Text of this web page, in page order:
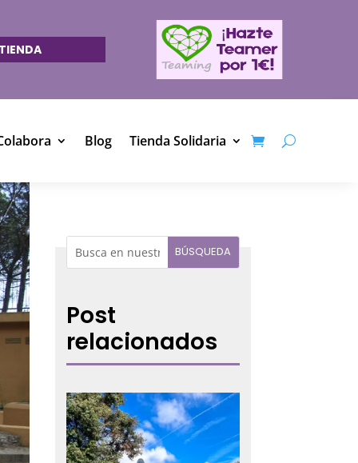
TIENDA
Blog Tienda Solidaria
Post
relacionados